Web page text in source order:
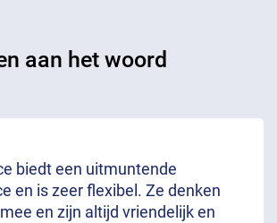
aan het woord
biedt een uitmuntende
en is zeer flexibel. Ze denken
en zijn altijd vriendelijk en